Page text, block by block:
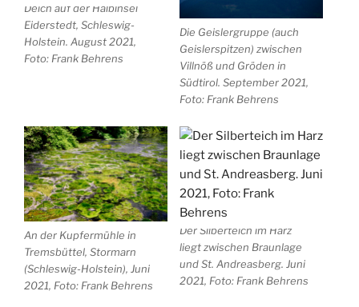
Deich auf der Halbinsel
Eiderstedt, Schleswig-
Holstein. August 2021,
Foto: Frank Behrens
Die Geislergruppe (auch
Geislerspitzen) zwischen
Villnöß und Gröden in
Südtirol. September 2021,
Foto: Frank Behrens
An der Kupfermühle in
Tremsbüttel, Stormarn
(Schleswig-Holstein), Juni
2021, Foto: Frank Behrens
Der Silberteich im Harz
liegt zwischen Braunlage
und St. Andreasberg. Juni
2021, Foto: Frank Behrens